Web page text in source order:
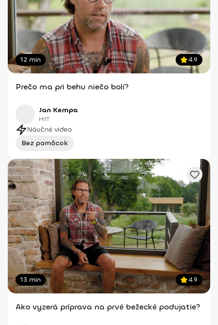
12 min 4.9
Prečo ma pri behu niečo bolí?
Jan Kempa
HIIT
Náučné video
Bez pomôcok
13 min 4.9
Ako vyzerá príprava na prvé bežecké podujatie?